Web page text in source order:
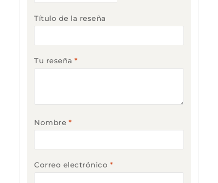
Título de la reseña
Tu reseña *
Nombre *
Correo electrónico *